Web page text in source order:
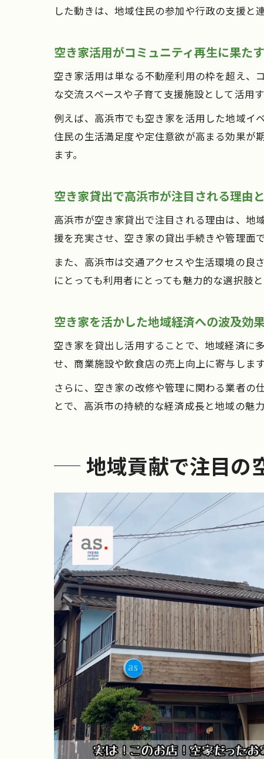
した動きは、地域住民の参加や行政の支援と
空き家活用がコミュニティ再生に果た
空き家活用は単なる不動産利用の枠を超え、
な交流スペースや子育て支援施設として活用
例えば、高浜市でも空き家を活用した地域イ
住民の生活満足度や定住意欲が高まる効果が
ます。
空き家貸出で高浜市が注目される理由
高浜市が空き家貸出で注目される理由は、地
援を充実させ、空き家の貸出手続きや管理面
また、高浜市は交通アクセスや生活環境の良
にとっても利用者にとっても魅力的な選択肢
空き家を活かした地域経済への波及効
空き家を貸出し活用することで、地域経済に
せ、商業施設や飲食店の売上向上に寄与します
さらに、空き家の改修や管理に関わる業者の
とで、高浜市の持続的な経済成長と地域の魅
地域貢献で注目の